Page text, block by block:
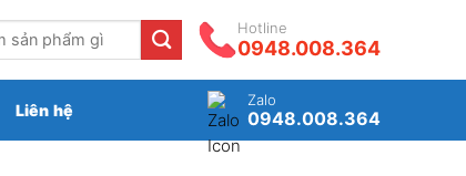
Hotline
0948.008.364
Liên hệ
Zalo
0948.008.364